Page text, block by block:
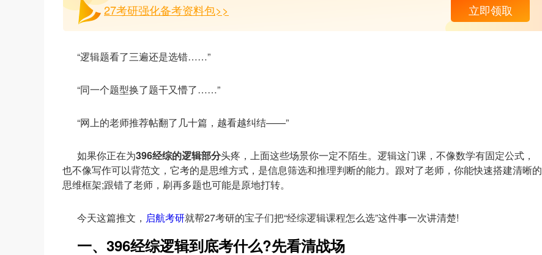
27考研强化备考资料包>> 立即领取
“逻辑题看了三遍还是选错……”
“同一个题型换了题干又懵了……”
“网上的老师推荐帖翻了几十篇，越看越纠结——”
如果你正在为396经综的逻辑部分头疼，上面这些场景你一定不陌生。逻辑这门课，不像数学有固定公式，
也不像写作可以背范文，它考的是思维方式，是信息筛选和推理判断的能力。跟对了老师，你能快速搭建清晰的
思维框架;跟错了老师，刷再多题也可能是原地打转。
今天这篇推文， 启航考研就帮27考研的宝子们把“经综逻辑课程怎么选”这件事一次讲清楚!
一、396经综逻辑到底考什么?先看清战场